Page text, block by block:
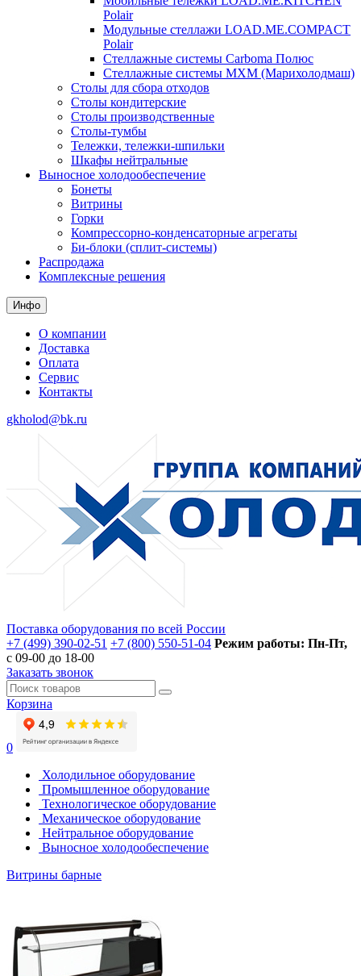
Polair
Модульные стеллажи LOAD.ME.COMPACT
Polair
Стеллажные системы Carboma Полюс
Стеллажные системы МХМ (Марихолодмаш)
Столы для сбора отходов
Столы кондитерские
Столы производственные
Столы-тумбы
Тележки, тележки-шпильки
Шкафы нейтральные
Выносное холодообеспечение
Бонеты
Витрины
Горки
Компрессорно-конденсаторные агрегаты
Би-блоки (сплит-системы)
Распродажа
Комплексные решения
Инфо
О компании
Доставка
Оплата
Сервис
Контакты
gkholod@bk.ru
Поставка оборудования по всей России
+7 (499) 390-02-51 +7 (800) 550-51-04 Режим работы: Пн-Пт,
с 09-00 до 18-00
Заказать звонок
Корзина
0
Холодильное оборудование
Промышленное оборудование
Технологическое оборудование
Механическое оборудование
Нейтральное оборудование
Выносное холодообеспечение
Витрины барные